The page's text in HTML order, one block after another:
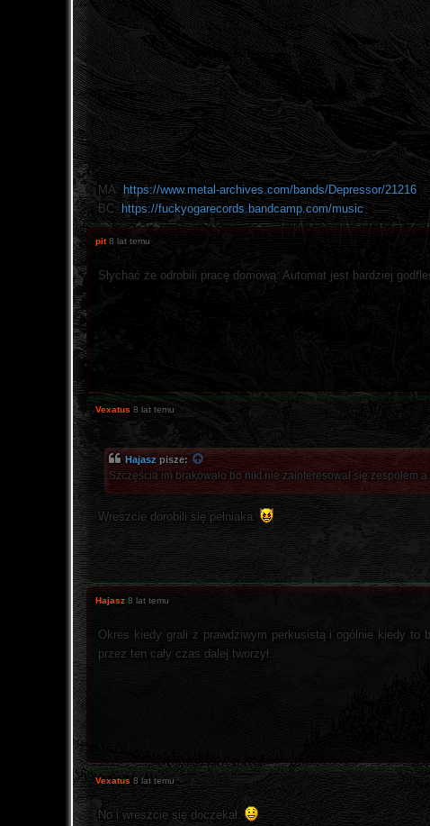
MA: https://www.metal-archives.com/bands/Depressor/21216
BC: https://fuckyogarecords.bandcamp.com/music
pit 8 lat temu
Słychać że odrobili pracę domową. Automat jest bardziej
Vexatus 8 lat temu
Hajasz pisze:
Szczęścia im brakowało bo nikt nie zainteresował się zespołem
Wreszcie dorobili się pełniaka.
Hajasz 8 lat temu
Okres kiedy grali z prawdziwym perkusistą i ogólnie kiedy to
przez ten cały czas dalej tworzył.
Vexatus 8 lat temu
No i wreszcie się doczekał.